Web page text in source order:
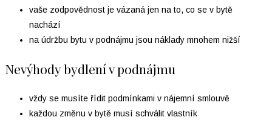
vaše zodpovědnost je vázaná jen na to, co se v bytě
nachází
na údržbu bytu v podnájmu jsou náklady mnohem nižší
Nevýhody bydlení v podnájmu
vždy se musíte řídit podmínkami v nájemní smlouvě
každou změnu v bytě musí schválit vlastník